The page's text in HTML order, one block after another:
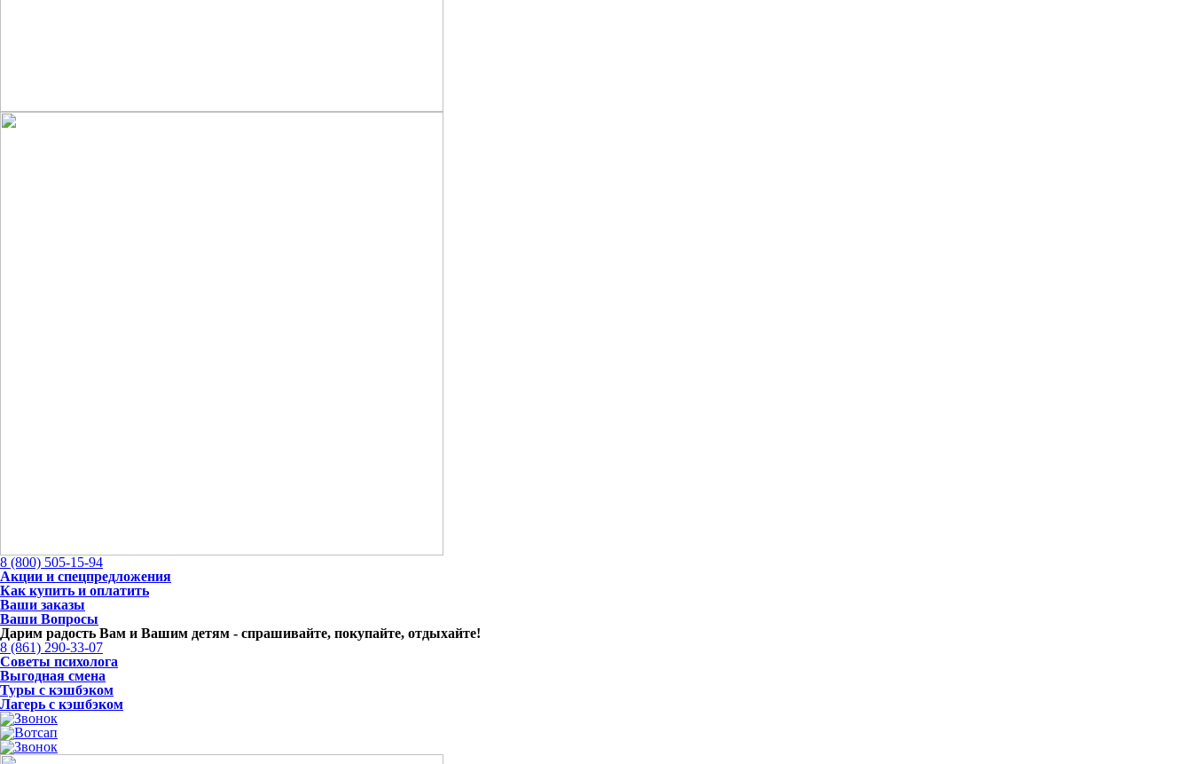
8 (800) 505-15-94
Акции и спецпредложения
Как купить и оплатить
Ваши заказы
Ваши Вопросы
Дарим радость Вам и Вашим детям - спрашивайте, покупайте, отдыхайте!
8 (861) 290-33-07
Советы психолога
Выгодная смена
Туры с кэшбэком
Лагерь с кэшбэком